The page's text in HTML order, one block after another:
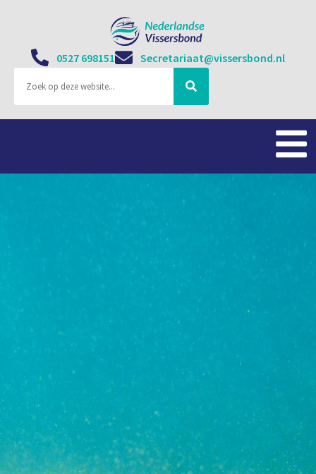
0527 698151 Secretariaat@vissersbond.nl